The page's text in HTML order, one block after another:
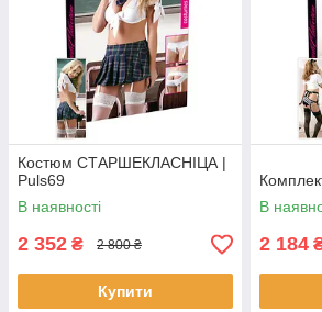
Костюм СТАРШЕКЛАСНІЦА |
Puls69
В наявності
2 352 ₴ 2 800 ₴
Купити
В
2 184